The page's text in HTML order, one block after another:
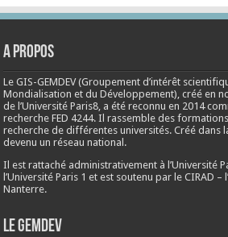
A propos
Le GIS-GEMDEV (Groupement d’intérêt
Mondialisation et du Développement), créé en
de l’Université Paris8, a été reconnu en 2014
recherche FED 4244. Il rassemble des
recherche de différentes universités. Créé dans
devenu un réseau national.
Il est rattaché administrativement à l’Université
l’Université Paris 1 et est soutenu par le CIRAD –
Nanterre.
Le Gemdev